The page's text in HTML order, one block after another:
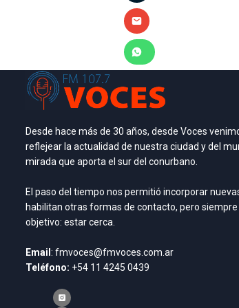
Desde hace más de 30 años, desde Voces
reflejear la actualidad de nuestra ciudad y del
mirada que aporta el sur del conurbano.
El paso del tiempo nos permitió incorporar
habilitan otras formas de contacto, pero
objetivo: estar cerca.
Email: fmvoces@fmvoces.com.ar
Teléfono: +54 11 4245 0439